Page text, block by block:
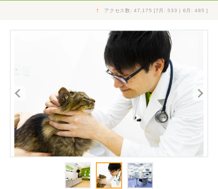
↑ アクセス数: 47,175 [7月: 533 | 6月: 485 ]